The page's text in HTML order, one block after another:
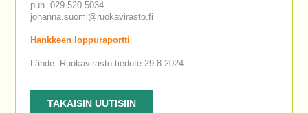
puh. 029 520 5034
johanna.suomi@ruokavirasto.fi
Hankkeen loppuraportti
Lähde: Ruokavirasto tiedote 29.8.2024
TAKAISIN UUTISIIN